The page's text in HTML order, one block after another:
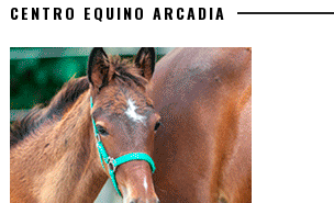
CENTRO EQUINO ARCADIA